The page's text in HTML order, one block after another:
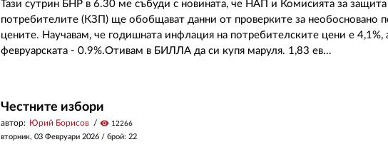
Тази сутрин БНР в 6.30 ме събуди с новината, че НАП и Комисията за защита
потребителите (КЗП) ще обобщават данни от проверките за необосновано
цените. Научавам, че годишната инфлация на потребителските цени е 4,1%,
февруарската - 0.9%.Отивам в БИЛЛА да си купя маруля. 1,83 ев...
Честните избори
автор: Юрий Борисов visibility 12266
вторник, 03 Февруари 2026 / брой: 22